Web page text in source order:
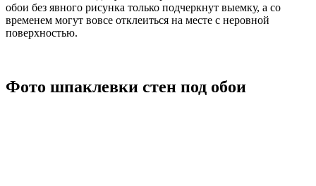
обои без явного рисунка только подчеркнут выемку, а со
временем могут вовсе отклеиться на месте с неровной
поверхностью.
Фото шпаклевки стен под обои